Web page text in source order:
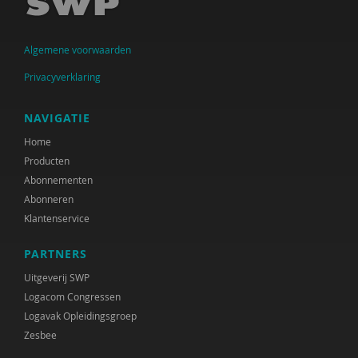
Ingrid Bakker
Cora Bartelink
Simon Bax
Mariëlle Beijersbergen
Dirck van Bekkum
Gülcan Bektas
Irene van Bentum
Els Beukers
Gabriël van Beusekom
Elske Bijlman
Algemene voorwaarden
Privacyverklaring
NAVIGATIE
Home
Producten
Abonnementen
Abonneren
Klantenservice
PARTNERS
Uitgeverij SWP
Logacom Congressen
Logavak Opleidingsgroep
Zesbee